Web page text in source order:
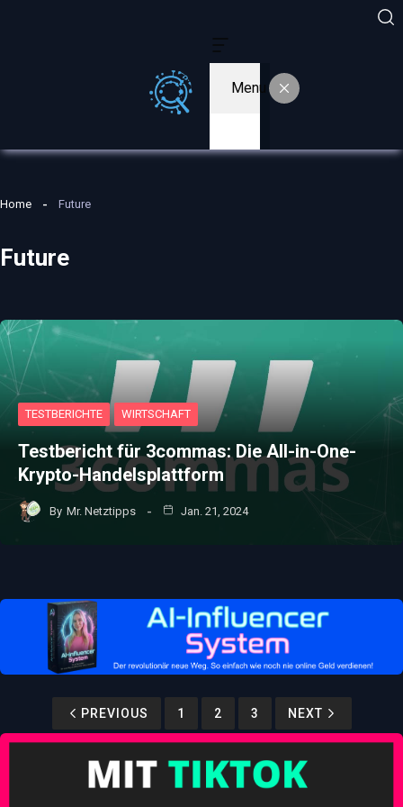
Menu
Home Future
Future
TESTBERICHTE WIRTSCHAFT
Testbericht für 3commas: Die All-in-One-
Krypto-Handelsplattform
By Mr. Netztipps Jan. 21, 2024
PREVIOUS 1 2 3 NEXT